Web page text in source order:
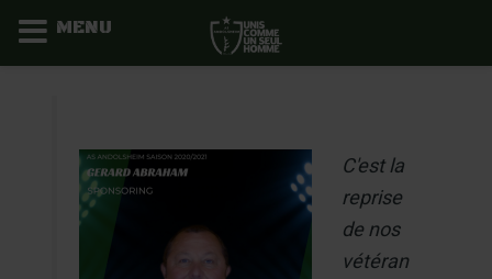
C'est la
reprise
de nos
vétéran
MENU